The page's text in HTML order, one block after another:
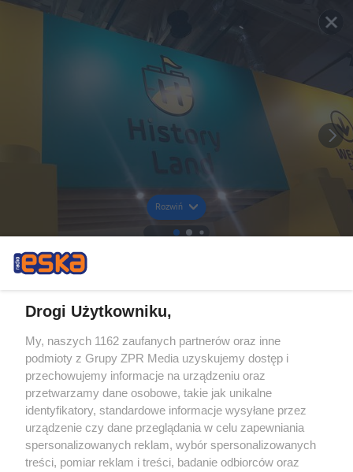
Rozwiń
Drogi Użytkowniku,
My, naszych 1162 zaufanych partnerów oraz inne
podmioty z Grupy ZPR Media uzyskujemy dostęp i
przechowujemy informacje na urządzeniu oraz
przetwarzamy dane osobowe, takie jak unikalne
identyfikatory, standardowe informacje wysyłane przez
urządzenie czy dane przeglądania w celu zapewniania
spersonalizowanych reklam, wybór spersonalizowanych
treści, pomiar reklam i treści, badanie odbiorców oraz